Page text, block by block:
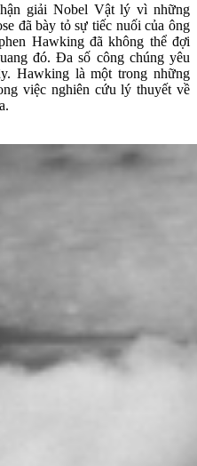
giải Nobel Vật lý vì những
đã bày tỏ sự tiếc nuối của ông
Hawking đã không thể đợi
đó. Đa số công chúng yêu
Hawking là một trong những
việc nghiên cứu lý thuyết về